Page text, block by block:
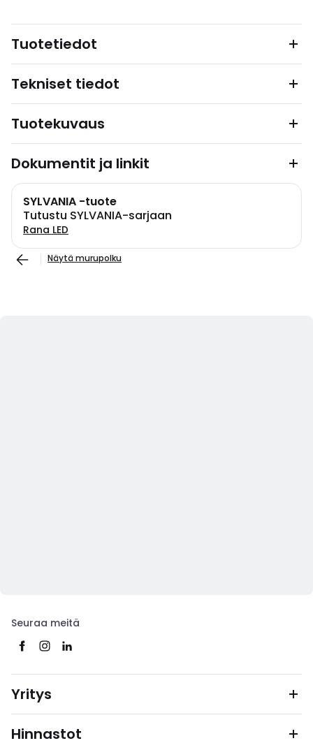
Tuotetiedot
Tekniset tiedot
Tuotekuvaus
Dokumentit ja linkit
SYLVANIA -tuote
Tutustu SYLVANIA-sarjaan
Rana LED
Näytä murupolku
Seuraa meitä
Yritys
Hinnastot